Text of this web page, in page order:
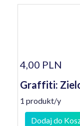
4,00 PLN
Graffiti:
1 produkt/y
Dodaj do